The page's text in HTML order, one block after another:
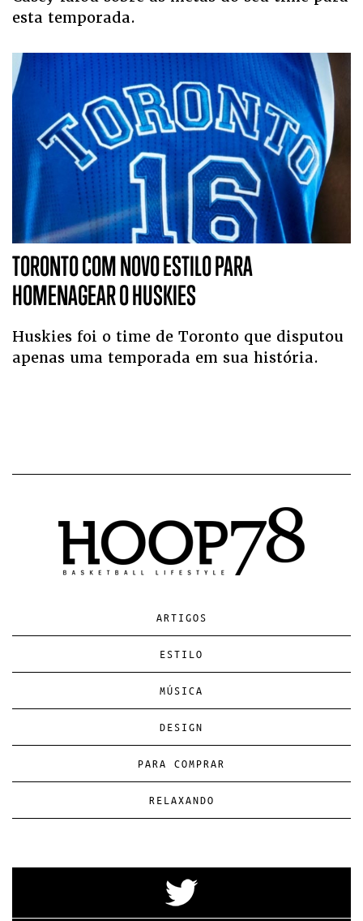
esta temporada.
TORONTO COM NOVO ESTILO PARA
HOMENAGEAR O HUSKIES
Huskies foi o time de Toronto que disputou
apenas uma temporada em sua história.
ARTIGOS
ESTILO
MÚSICA
DESIGN
PARA COMPRAR
RELAXANDO